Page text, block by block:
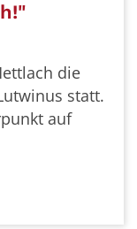
die
statt.
auf